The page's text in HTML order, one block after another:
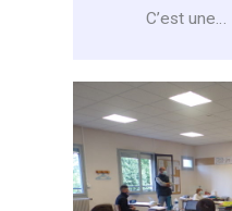
C’est une…